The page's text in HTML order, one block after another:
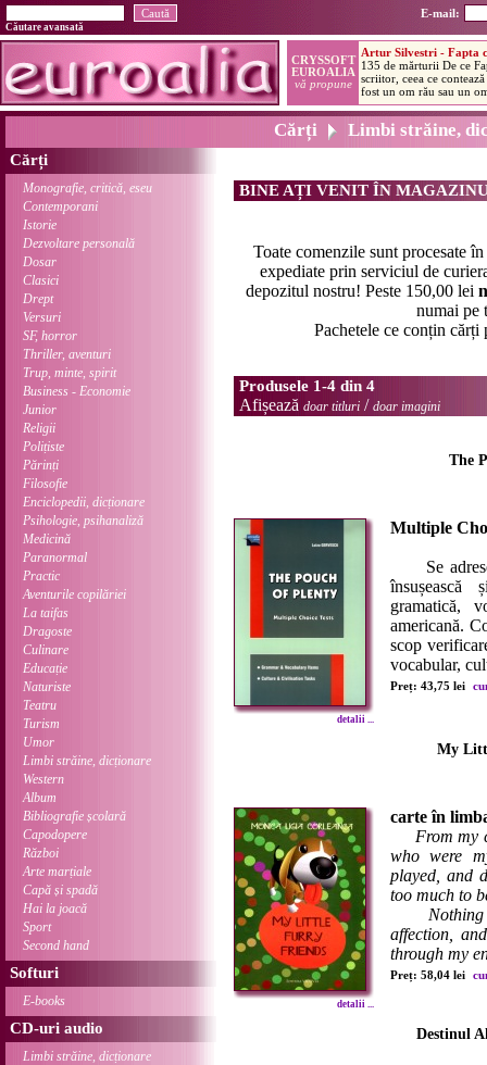
E-mail:
Căutare avansată
Cărți Limbi străine,
Cărți
Monografie, critică, eseu
Contemporani
Istorie
Dezvoltare personală
Dosar
Clasici
Drept
Versuri
SF, horror
Thriller, aventuri
Trup, minte, spirit
Business - Economie
Junior
Religii
Polițiste
Părinți
Filosofie
Enciclopedii, dicționare
Psihologie, psihanaliză
Medicină
Paranormal
Practic
Aventurile copilăriei
La taifas
Dragoste
Culinare
Educație
Naturiste
Teatru
Turism
Umor
Limbi străine, dicționare
Western
Album
Bibliografie școlară
Capodopere
Război
Arte marțiale
Capă și spadă
Hai la joacă
Sport
Second hand
Softuri
E-books
CD-uri audio
Limbi străine, dicționare
BINE AȚI VENIT ÎN
Toate comenzile sunt procesate în
expediate prin serviciul de
depozitul nostru! Peste 150,00 lei
numai pe
Pachetele ce conțin cărți
Produsele 1-4 din 4
Afișează doar titluri / doar imagini
The
detalii ...
Multiple
Se
însușească
gramatică,
americană.
scop
vocabular,
Preț: 43,75 lei
My
detalii ...
carte în
From my
who were
played, and
too much to
Nothing
affection,
through my
Preț: 58,04 lei
Destinul